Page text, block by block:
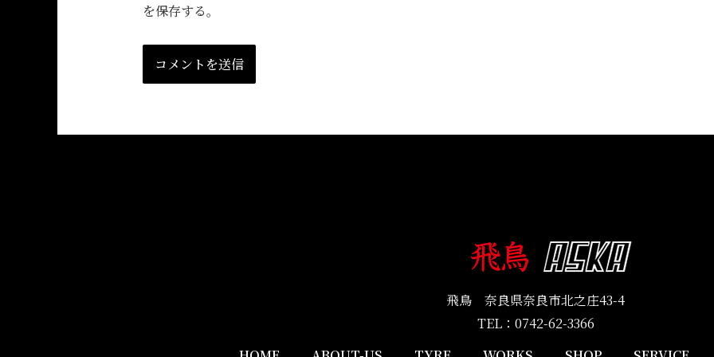
を保存する。
飛鳥 奈良県奈良市北之庄43-4
TEL： 0742-62-3366